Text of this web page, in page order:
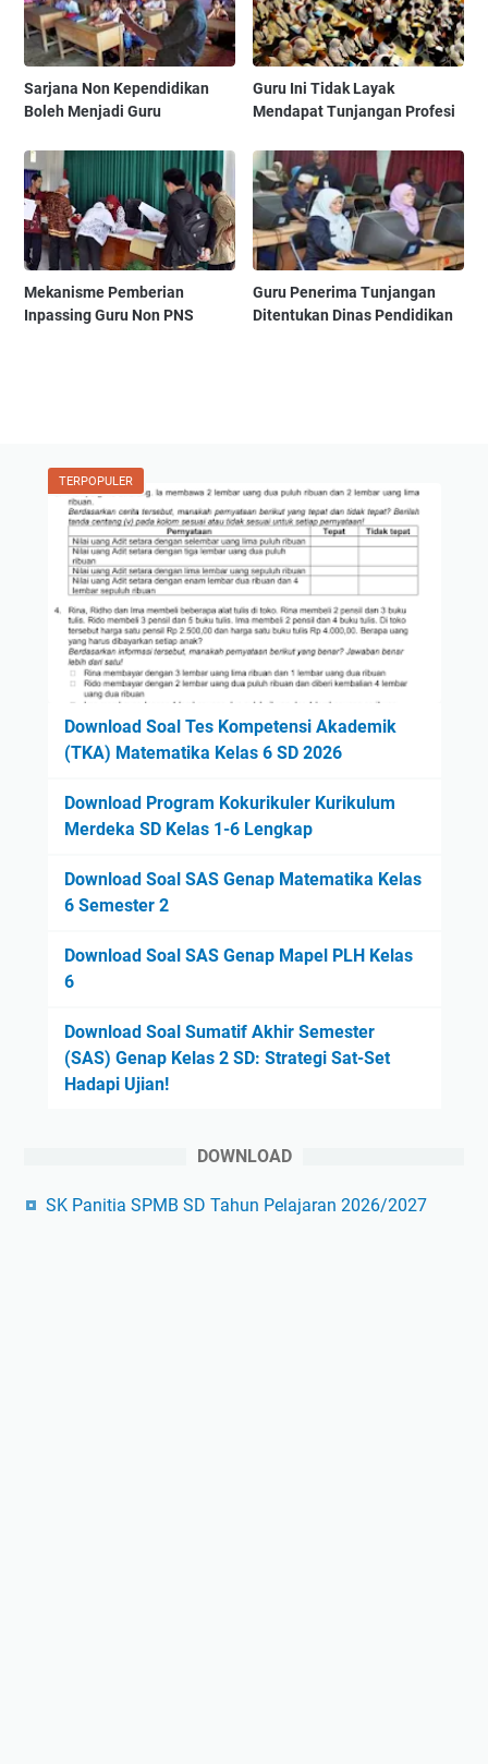
Sarjana Non Kependidikan
Boleh Menjadi Guru
Guru Ini Tidak Layak
Mendapat Tunjangan Profesi
Mekanisme Pemberian
Inpassing Guru Non PNS
Guru Penerima Tunjangan
Ditentukan Dinas Pendidikan
TERPOPULER
Download Soal Tes Kompetensi Akademik
(TKA) Matematika Kelas 6 SD 2026
Download Program Kokurikuler Kurikulum
Merdeka SD Kelas 1-6 Lengkap
Download Soal SAS Genap Matematika Kelas
6 Semester 2
Download Soal SAS Genap Mapel PLH Kelas
6
Download Soal Sumatif Akhir Semester
(SAS) Genap Kelas 2 SD: Strategi Sat-Set
Hadapi Ujian!
DOWNLOAD
SK Panitia SPMB SD Tahun Pelajaran 2026/2027